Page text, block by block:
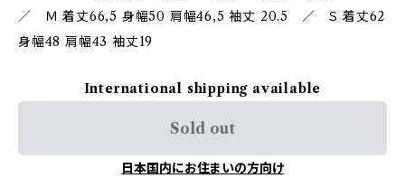
／ Ｍ 着丈66,5 身幅50 肩幅46,5 袖丈 20.5 ／ Ｓ 着丈62
身幅48 肩幅43 袖丈19
International shipping available
Sold out
日本国内にお住まいの方向け